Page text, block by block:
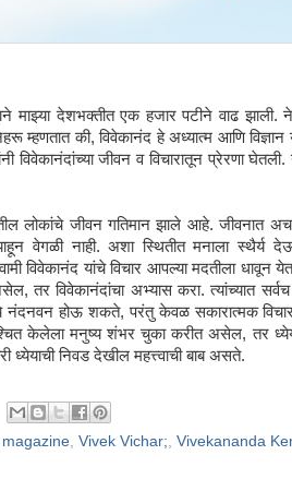
माझ्या देशभक्तीत एक हजार पटीने वाढ
की, विवेकानंद हे अध्यात्म आणि विज्ञान
विवेकानंदांच्या जीवन व विचारातून प्रेरणा
लोकांचे जीवन गतिमान झाले आहे. जीवनात
याहून वेगळी नाही. अशा स्थितीत मनाला
विवेकानंद यांचे विचार आपल्या मदतीला धावून
तर विवेकानंदांचा अभ्यास करा. त्यांच्यात
नंदनवन होऊ शकते, परंतु केवळ सकारात्मक विचार
केलेला मनुष्य शंभर चुका करीत असेल, तर
ध्येयाची निवड देखील महत्त्वाची बाब असते.
Vivek Vichar; Vivekananda